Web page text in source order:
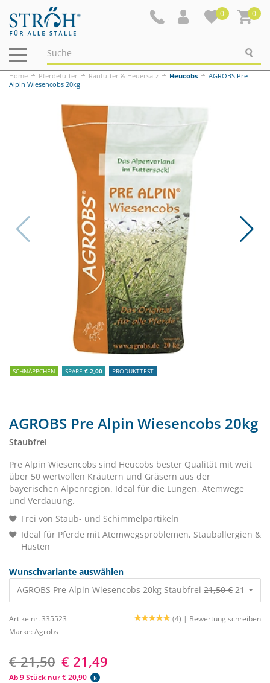
0 0
Navigation
ein-/ausblenden
Home Pferdefutter Raufutter & Heuersatz Heucobs
AGROBS Pre
Alpin Wiesencobs 20kg
SCHNÄPPCHEN SPARE € 2,00 PRODUKTTEST
AGROBS Pre Alpin Wiesencobs 20kg
Staubfrei
Pre Alpin Wiesencobs sind Heucobs bester Qualität mit weit
über 50 wertvollen Kräutern und Gräsern aus der
bayerischen Alpenregion. Ideal für die Lungen, Atemwege
und Verdauung.
Frei von Staub- und Schimmelpartikeln
Ideal für Pferde mit Atemwegsproblemen, Stauballergien &
Husten
Wunschvariante auswählen
AGROBS Pre Alpin Wiesencobs 20kg Staubfrei 21,50 € 21,49 €
Artikelnr. 335523 (4) | Bewertung schreiben
Marke: Agrobs
€ 21,50 € 21,49
Ab 9 Stück nur € 20,90 k